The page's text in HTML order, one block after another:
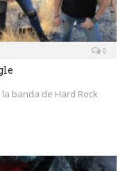
0
banda de Hard Rock